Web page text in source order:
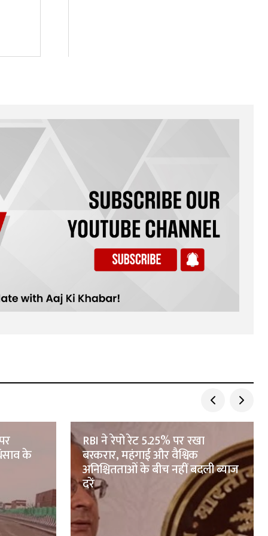
के
RBI ने रेपो रेट 5.25% पर रखा
बरकरार, महंगाई और वैश्विक
अनिश्चितताओं के बीच नहीं बदली ब्याज
दरें